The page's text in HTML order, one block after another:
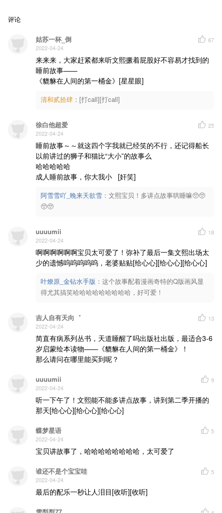
评论
姑苏一杯_倒
2022-04-24
67
来来来，大家赶紧都来听文熙撅着屁股好不容易才找到的
睡前故事——
《貔貅在人间的第一桶金》[星星眼]
清和贰拾肆 ： [打call][打call]
徐白他超爱
2022-04-24
25
睡前故事～～就这四个字我就已经笑的不行，还记得船长
以前讲过的狮子和猫比“大小”的故事么
哈哈哈哈哈
成人睡前故事，你大我小   [奸笑]
阿雪雪吖_晚来天欲雪 ： 文熙宝贝！多讲点故事哄睡嘛🥺🥺
🥺🥺
uuuumii
2022-04-24
18
啊啊啊啊啊啊宝贝太可爱了！弥补了最后一集文熙出场太
少的遗憾呜呜呜呜呜，老婆贴贴[给心心][给心心][给心心]
叶燎原_金钻水手版 ： 这个故事配着漫画奇特的Q版画风显
得尤其搞笑哈哈哈哈哈哈哈哈哈，好可爱！
吉人自有天向゛
2022-04-24
13
简直有病系列丛书，天道睡醒了吗出版社出版，最适合3-6
岁启蒙绘本读物——《貔貅在人间的第一桶金》！
那么请问在哪里能买到呢？
uuuumii
2022-04-24
9
听一下午了！文熙能不能多讲点故事，讲到第二季开播的
那天[给心心][给心心][给心心]
蝶梦星语
2022-04-24
5
宝贝讲故事了，哈哈哈哈哈哈哈哈，太可爱了
谁还不是个宝宝哇
2022-04-24
5
最后的配乐一秒让人泪目[收听][收听]